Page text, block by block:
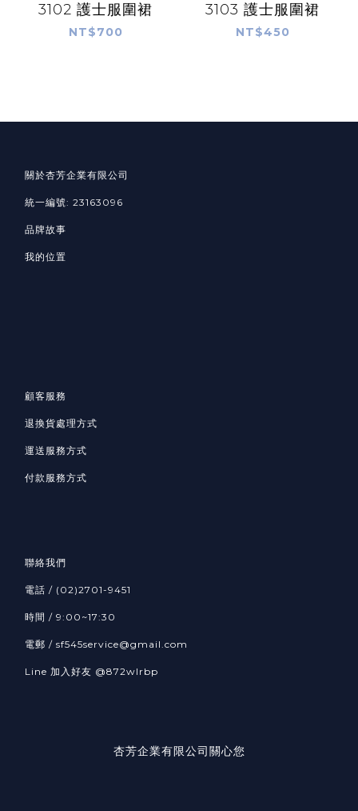
3102 護士服圍裙
NT$700
3103 護士服圍裙
NT$450
關於杏芳企業有限公司
統一編號: 23163096
品牌故事
我的位置
顧客服務
退換貨處理方式
運送服務方式
付款服務方式
聯絡我們
電話 / (02)2701-9451
時間 / 9:00~17:30
電郵 / sf545service@gmail.com
Line 加入好友 @872wlrbp
杏芳企業有限公司關心您